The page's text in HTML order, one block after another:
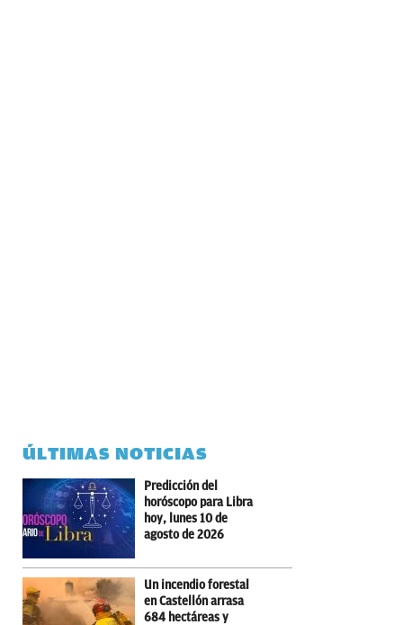
ÚLTIMAS NOTICIAS
Predicción del
horóscopo para Libra
hoy, lunes 10 de
agosto de 2026
Un incendio forestal
en Castellón arrasa
684 hectáreas y